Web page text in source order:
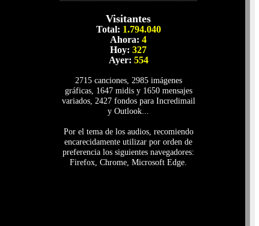
Visitantes
Total: 1.794.040
Ahora:4
Hoy:327
Ayer: 554
2715 canciones, 2985 imágenes
gráficas, 1647 midis y 1650 mensajes
variados, 2427 fondos para Incredimail
y Outlook...
Por el tema de los audios, recomiendo
encarecidamente utilizar por orden de
preferencia los siguientes navegadores:
Firefox, Chrome, Microsoft Edge.